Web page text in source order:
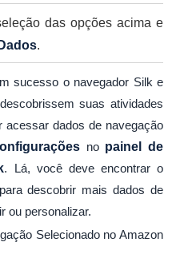
das opções acima e
.
sucesso o navegador Silk e
suas atividades
dados de navegação
no painel de
. Lá, você deve encontrar o
descobrir mais dados de
ou personalizar.
Selecionado no Amazon